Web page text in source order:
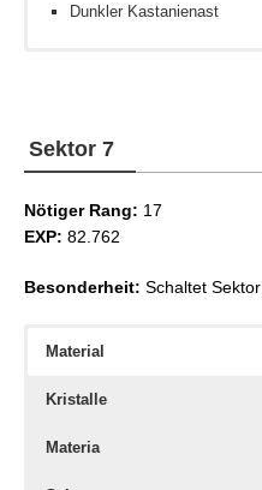
Dunkler Kastanienast
Sektor 7
Nötiger Rang: 17
EXP: 82.762
Besonderheit: Schaltet Sektor
Material
Kristalle
Materia